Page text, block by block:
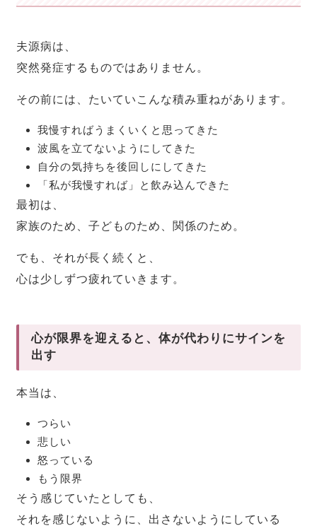
夫源病は、
突然発症するものではありません。
その前には、たいていこんな積み重ねがあります。
我慢すればうまくいくと思ってきた
波風を立てないようにしてきた
自分の気持ちを後回しにしてきた
「私が我慢すれば」と飲み込んできた
最初は、
家族のため、子どものため、関係のため。
でも、それが長く続くと、
心は少しずつ疲れていきます。
心が限界を迎えると、体が代わりにサインを
出す
本当は、
つらい
悲しい
怒っている
もう限界
そう感じていたとしても、
それを感じないように、出さないようにしている